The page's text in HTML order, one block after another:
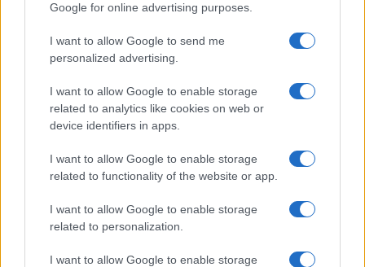
Google for online advertising purposes.
I want to allow Google to send me
personalized advertising.
I want to allow Google to enable storage
related to analytics like cookies on web or
device identifiers in apps.
I want to allow Google to enable storage
related to functionality of the website or app.
I want to allow Google to enable storage
related to personalization.
I want to allow Google to enable storage